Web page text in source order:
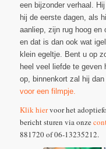
een bijzonder verhaal.
hij de eerste dagen, als
aanliep, zijn rug hoog en
en dat is dan ook wat
klein egeltje. Bent u op
heel veel liefde te geven
op, binnenkort zal hij
voor een filmpje.
Klik hiervoor het
bericht sturen via onze
881720 of 06-13235212.